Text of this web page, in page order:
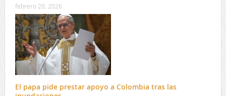
febrero 20, 2026
El papa pide prestar apoyo a Colombia tras las